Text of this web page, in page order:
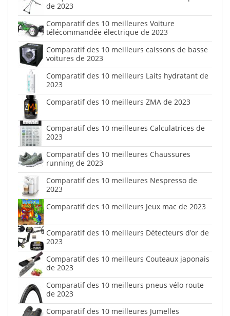
de 2023
Comparatif des 10 meilleures Voiture
télécommandée électrique de 2023
Comparatif des 10 meilleurs caissons de basse
voitures de 2023
Comparatif des 10 meilleurs Laits hydratant de
2023
Comparatif des 10 meilleurs ZMA de 2023
Comparatif des 10 meilleures Calculatrices de
2023
Comparatif des 10 meilleures Chaussures
running de 2023
Comparatif des 10 meilleures Nespresso de
2023
Comparatif des 10 meilleurs Jeux mac de 2023
Comparatif des 10 meilleurs Détecteurs d’or de
2023
Comparatif des 10 meilleurs Couteaux japonais
de 2023
Comparatif des 10 meilleurs pneus vélo route
de 2023
Comparatif des 10 meilleures Jumelles